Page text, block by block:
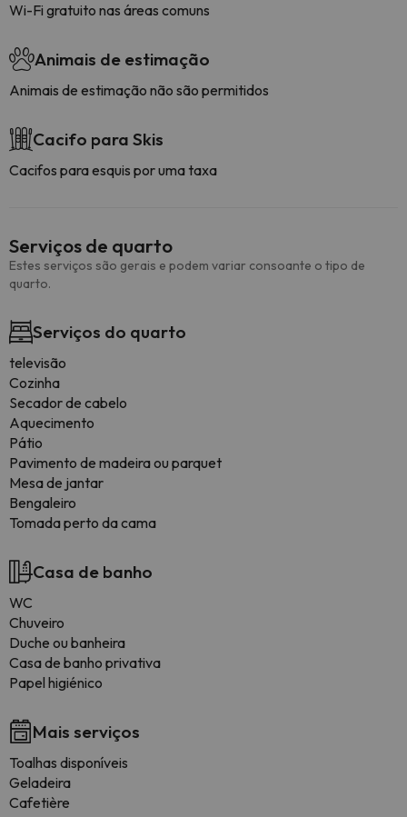
Wi-Fi gratuito nas áreas comuns
Animais de estimação
Animais de estimação não são permitidos
Cacifo para Skis
Cacifos para esquis por uma taxa
Serviços de quarto
Estes serviços são gerais e podem variar consoante o tipo de
quarto.
Serviços do quarto
televisão
Cozinha
Secador de cabelo
Aquecimento
Pátio
Pavimento de madeira ou parquet
Mesa de jantar
Bengaleiro
Tomada perto da cama
Casa de banho
WC
Chuveiro
Duche ou banheira
Casa de banho privativa
Papel higiénico
Mais serviços
Toalhas disponíveis
Geladeira
Cafetière